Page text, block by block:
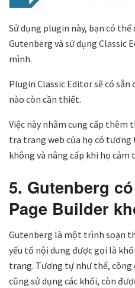
Sử dụng plugin này, bạn có thể
Gutenberg và sử dụng Classic
mình.
Plugin Classic Editor sẽ có
nào còn cần thiết.
Việc này nhằm cung cấp thêm
tra trang web của họ có tương
không và nâng cấp khi họ cảm
5. Gutenberg
Page Builder
Gutenberg là một trình soạn
yếu tố nội dung được gọi là
trang. Tương tự như thế, công
cũng sử dụng các khối, còn